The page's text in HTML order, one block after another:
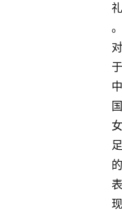
礼
。
对
于
中
国
女
足
的
表
现